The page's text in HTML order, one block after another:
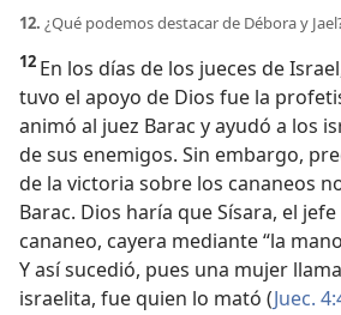
12. ¿Qué podemos destacar de Débora y
12 En los días de los jueces de
tuvo el apoyo de Dios fue la
animó al juez Barac y ayudó a los
de sus enemigos. Sin embargo,
de la victoria sobre los cananeos
Barac. Dios haría que Sísara, el
cananeo, cayera mediante “la
Y así sucedió, pues una mujer
israelita, fue quien lo mató (Juec.